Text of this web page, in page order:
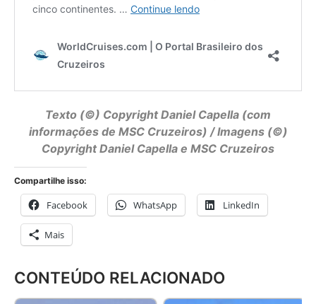
Texto (©) CopyrightDaniel Capella (com
informações de MSC Cruzeiros) / Imagens (©)
Copyright Daniel Capella e MSC Cruzeiros
Compartilhe isso:
Facebook WhatsApp LinkedIn
Mais
CONTEÚDO RELACIONADO